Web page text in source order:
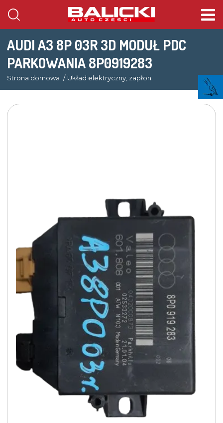
AUDI A3 8P 03R 3D MODUŁ PDC
PARKOWANIA 8P0919283
Strona domowa Układ elektryczny, zapłon